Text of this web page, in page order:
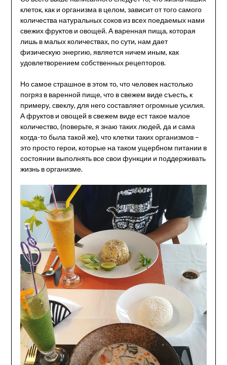
клеток, как и организма в целом, зависит от того самого
количества натуральных соков из всех поедаемых нами
свежих фруктов и овощей. А варенная пища, которая
лишь в малых количествах, по сути, нам дает
физическую энергию, является ничем иным, как
удовлетворением собственных рецепторов.
Но самое страшное в этом то, что человек настолько
погряз в варенной пище, что в свежем виде съесть, к
примеру, свеклу, для него составляет огромные усилия.
А фруктов и овощей в свежем виде ест такое малое
количество, (поверьте, я знаю таких людей, да и сама
когда-то была такой же), что клетки таких организмов –
это просто герои, которые на таком ущербном питании в
состоянии выполнять все свои функции и поддерживать
жизнь в организме.